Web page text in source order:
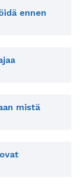
ennen
mistä